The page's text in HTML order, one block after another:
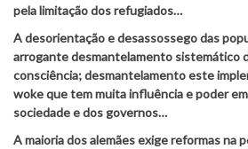
pela limitação dos refugiados…
A desorientação e desassossego das
arrogante desmantelamento sistemático
consciência; desmantelamento este
woke que tem muita influência e poder
sociedade e dos governos…
A maioria dos alemães exige reformas na